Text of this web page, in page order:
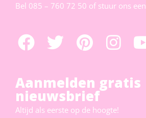
Bel 085 – 760 72 50 of stuur ons een
Aanmelden gratis
nieuwsbrief
Altijd als eerste op de hoogte!